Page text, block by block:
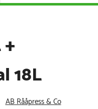
18L
AB Rååpress & Co